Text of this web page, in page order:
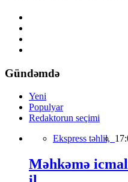
Gündəmdə
Yeni
Populyar
Redaktorun seçimi
Ekspress təhlil,
Məhkəmə